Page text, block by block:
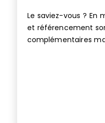
Le saviez-vous ? En
et référencement
complémentaires